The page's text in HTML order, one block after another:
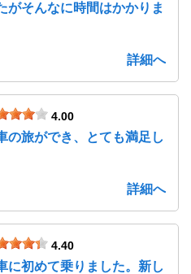
がそんなに時間はかかりま
詳細へ
4.00
の旅ができ、とても満足し
詳細へ
4.40
に初めて乗りました。新し